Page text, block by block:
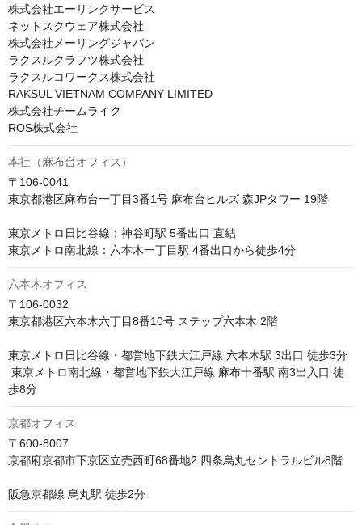
株式会社エーリンクサービス
ネットスクウェア株式会社
株式会社メーリングジャパン
ラクスルクラフツ株式会社
ラクスルコワークス株式会社
RAKSUL VIETNAM COMPANY LIMITED
株式会社チームライク
ROS株式会社
本社（麻布台オフィス）
〒106-0041
東京都港区麻布台一丁目3番1号 麻布台ヒルズ 森JPタワー 19階
東京メトロ日比谷線：神谷町駅 5番出口 直結
東京メトロ南北線：六本木一丁目駅 4番出口から徒歩4分
六本木オフィス
〒106-0032
東京都港区六本木六丁目8番10号 ステップ六本木 2階
東京メトロ日比谷線・都営地下鉄大江戸線 六本木駅 3出口 徒歩3分
歩8分
京都オフィス
〒600-8007
京都府京都市下京区立売西町68番地2 四条烏丸セントラルビル8階
阪急京都線 烏丸駅 徒歩2分